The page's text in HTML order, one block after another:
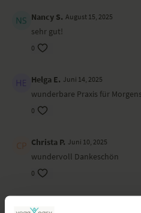
Nancy S. August 15, 2025
sehr gut!
0
Helga E. Juni 14, 2025
wunderbare Praxis für
0
Christa P. Juni 10, 2025
wundervoll Dankeschön
0